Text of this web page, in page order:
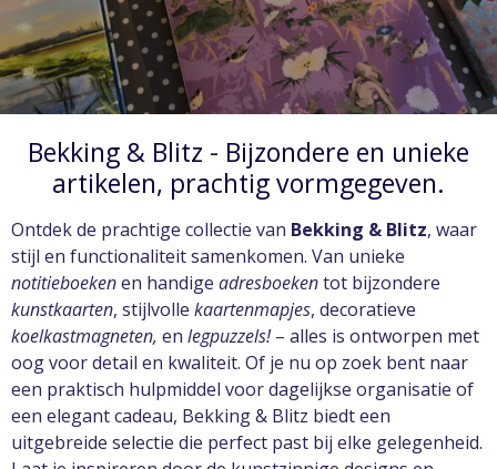
Bekking & Blitz - Bijzondere en unieke
artikelen, prachtig vormgegeven.
Ontdek de prachtige collectie van Bekking & Blitz, waar
stijl en functionaliteit samenkomen. Van unieke
notitieboekenen handige adresboekentot bijzondere
kunstkaarten, stijlvolle kaartenmapjes, decoratieve
koelkastmagneten, en legpuzzels!– alles is ontworpen met
oog voor detail en kwaliteit. Of je nu op zoek bent naar
een praktisch hulpmiddel voor dagelijkse organisatie of
een elegant cadeau, Bekking & Blitz biedt een
uitgebreide selectie die perfect past bij elke gelegenheid.